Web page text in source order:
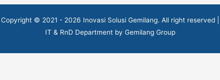
Copyright © 2021 - 2026 Inovasi Solusi Gemilang. All right reserved |
IT & RnD Department by Gemilang Group